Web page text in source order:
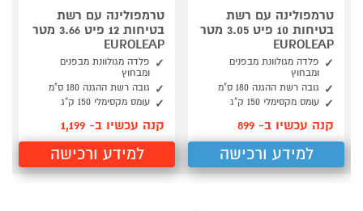
טרמפולינה עם רשת
בטיחות 10 פיט 3.05 מטר
EUROLEAP
פלדה מגולוונת מבפנים
ומבחוץ
גובה רשת ההגנה 180 ס"מ
עומס מקסימלי 150 ק"ג
קנה עכשיו ב- 899
למידע ורכישה
טרמפולינה עם רשת
בטיחות 12 פיט 3.66 מטר
EUROLEAP
פלדה מגולוונת מבפנים
ומבחוץ
גובה רשת ההגנה 180 ס"מ
עומס מקסימלי 150 ק"ג
קנה עכשיו ב- 1,199
למידע ורכישה